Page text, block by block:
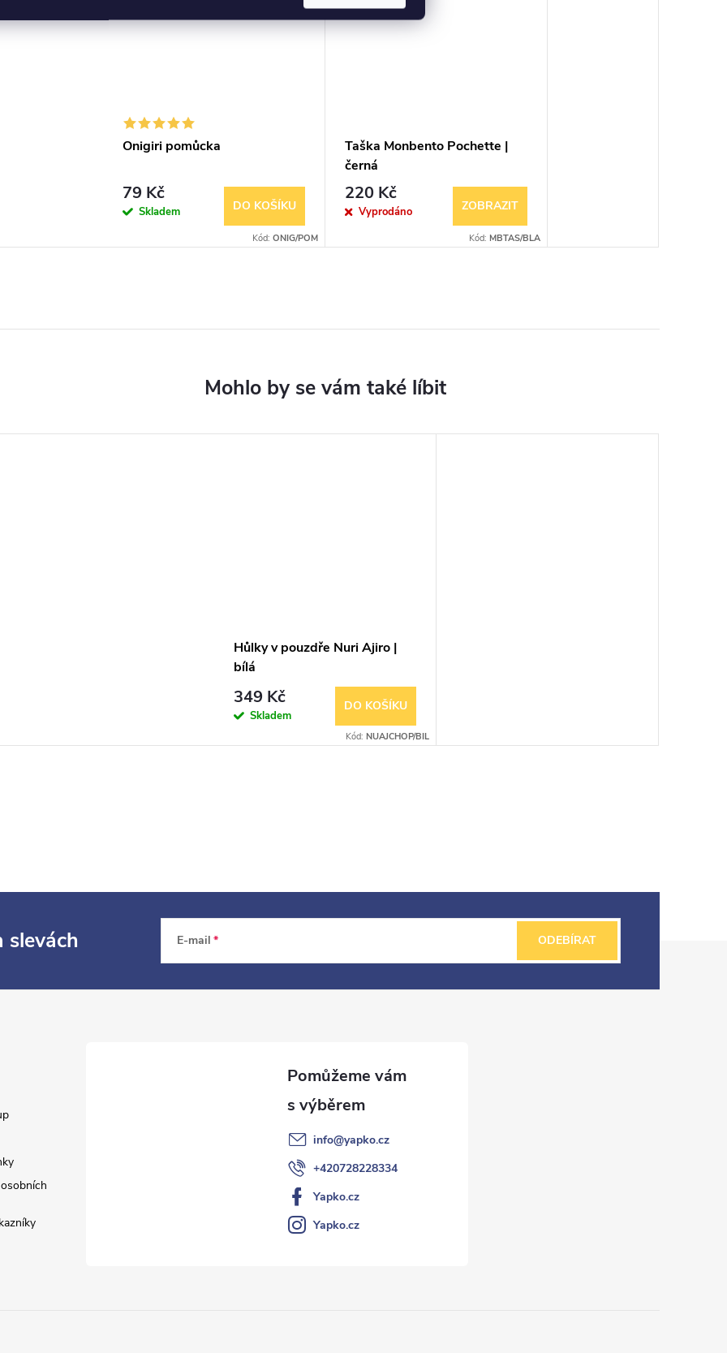
Onigiri pomůcka
79 Kč
Skladem DO KOŠÍKU
Kód: ONIG/POM
Taška Monbento Pochette |
černá
220 Kč
Vyprodáno ZOBRAZIT
Kód: MBTAS/BLA
Hůlky v pouzdře Nuri Ajiro |
bílá
349 Kč
Skladem
DO KOŠÍKU
Kód: NUAJCHOP/BIL
slevách E-mail ODEBÍRAT
info@yapko.cz
+420728228334
Yapko.cz
Yapko.cz